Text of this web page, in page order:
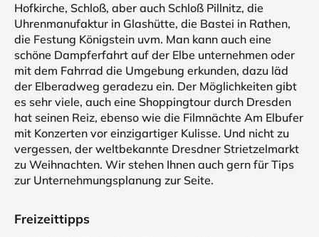
Hofkirche, Schloß, aber auch Schloß Pillnitz, die
Uhrenmanufaktur in Glashütte, die Bastei in Rathen,
die Festung Königstein uvm. Man kann auch eine
schöne Dampferfahrt auf der Elbe unternehmen oder
mit dem Fahrrad die Umgebung erkunden, dazu läd
der Elberadweg geradezu ein. Der Möglichkeiten gibt
es sehr viele, auch eine Shoppingtour durch Dresden
hat seinen Reiz, ebenso wie die Filmnächte Am Elbufer
mit Konzerten vor einzigartiger Kulisse. Und nicht zu
vergessen, der weltbekannte Dresdner Strietzelmarkt
zu Weihnachten. Wir stehen Ihnen auch gern für Tips
zur Unternehmungsplanung zur Seite.
Freizeittipps